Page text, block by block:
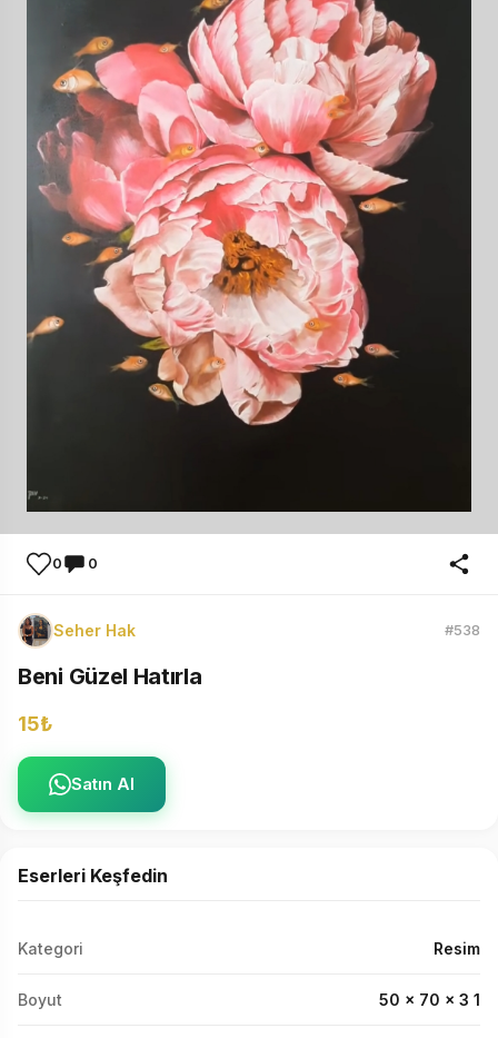
0 0
Seher Hak #538
Beni Güzel Hatırla
15₺
Satın Al
Eserleri Keşfedin
Kategori Resim
Boyut 50 x 70 x 3 1